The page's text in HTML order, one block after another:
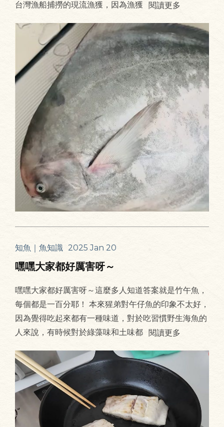
台灣漁船捕撈的現流漁獲，因為漁獲 閱讀更多
知魚｜魚知識 2025 Jan 20
嘿嘿大家都好厲害呀～
嘿嘿大家都好厲害呀～這麼多人知道答案就是竹午魚，
每個都是一百分耶！ 本來猩弟對午仔魚的印象不太好，
因為覺得吃起來都有一種味道，對於吃習慣野生海魚的
人來說，有時候對於綠藻味和土味都 閱讀更多